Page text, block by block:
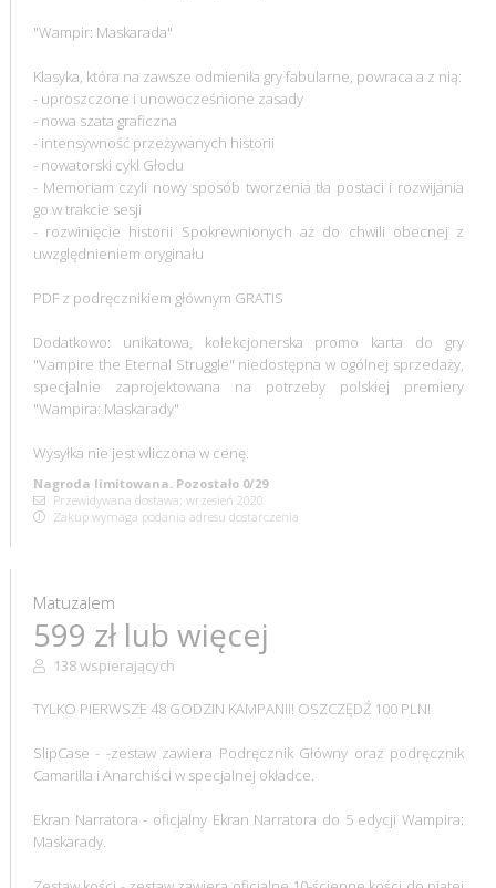
"Wampir: Maskarada"
Klasyka, która na zawsze odmieniła gry fabularne, powraca a z nią:
- uproszczone i unowocześnione zasady
- nowa szata graficzna
- intensywność przeżywanych historii
- nowatorski cykl Głodu
- Memoriam czyli nowy sposób tworzenia tła postaci i rozwijania
go w trakcie sesji
- rozwinięcie historii Spokrewnionych aż do chwili obecnej z
uwzględnieniem oryginału
PDF z podręcznikiem głównym GRATIS
Dodatkowo: unikatowa, kolekcjonerska promo karta do gry
"Vampire the Eternal Struggle" niedostępna w ogólnej sprzedaży,
specjalnie zaprojektowana na potrzeby polskiej premiery
"Wampira: Maskarady"
Wysyłka nie jest wliczona w cenę.
Nagroda limitowana. Pozostało 0/29
Przewidywana dostawa: wrzesień 2020
Zakup wymaga podania adresu dostarczenia
Matuzalem
599 zł lub więcej
138 wspierających
TYLKO PIERWSZE 48 GODZIN KAMPANII! OSZCZĘDŹ 100 PLN!
SlipCase - -zestaw zawiera Podręcznik Główny oraz podręcznik
Camarilla i Anarchiści w specjalnej okładce.
Ekran Narratora - oficjalny Ekran Narratora do 5 edycji Wampira:
Maskarady.